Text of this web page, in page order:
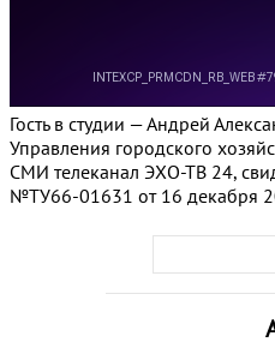
Гость в студии — Андрей
Управления городского
СМИ телеканал ЭХО-ТВ 24,
№ТУ66-01631 от 16 декабря